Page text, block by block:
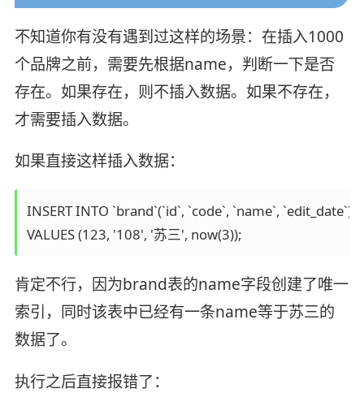
不知道你有没有遇到过这样的场景：在插入1000
个品牌之前，需要先根据name，判断一下是否
存在。如果存在，则不插入数据。如果不存在，
才需要插入数据。
如果直接这样插入数据：
INSERT INTO `brand`(`id`, `code`, `name`, `edit_date`)
VALUES (123, '108', '苏三', now(3));
肯定不行，因为brand表的name字段创建了唯一
索引，同时该表中已经有一条name等于苏三的
数据了。
执行之后直接报错了：